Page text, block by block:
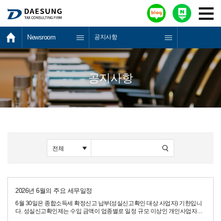
Newsroom 공지사항
공지사항
2026년 6월의 주요 세무일정
6월 30일은 종합소득세 확정신고 납부(성실신고확인 대상 사업자) 기한입니
다. 성실신고확인제는 수입 금액이 업종별로 일정 규모 이상인 개인사업자가